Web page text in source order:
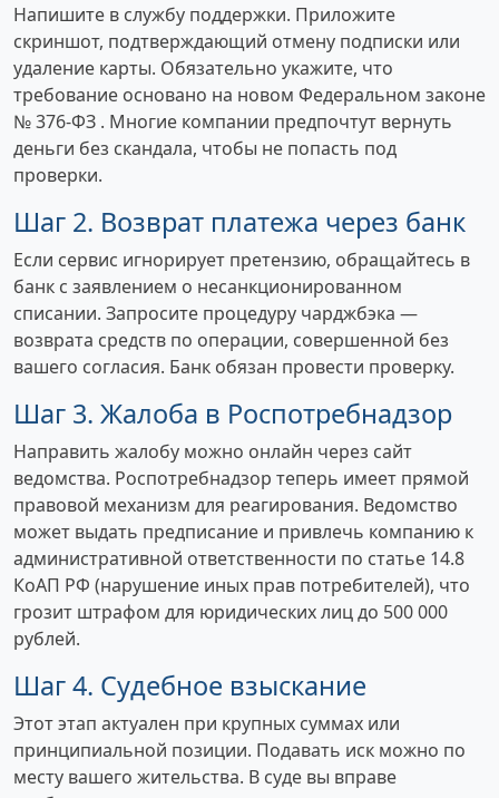
Напишите в службу поддержки. Приложите
скриншот, подтверждающий отмену подписки или
удаление карты. Обязательно укажите, что
требование основано на новом Федеральном законе
№ 376-ФЗ . Многие компании предпочтут вернуть
деньги без скандала, чтобы не попасть под
проверки.
Шаг 2. Возврат платежа через банк
Если сервис игнорирует претензию, обращайтесь в
банк с заявлением о несанкционированном
списании. Запросите процедуру чарджбэка —
возврата средств по операции, совершенной без
вашего согласия. Банк обязан провести проверку.
Шаг 3. Жалоба в Роспотребнадзор
Направить жалобу можно онлайн через сайт
ведомства. Роспотребнадзор теперь имеет прямой
правовой механизм для реагирования. Ведомство
может выдать предписание и привлечь компанию к
административной ответственности по статье 14.8
КоАП РФ (нарушение иных прав потребителей), что
грозит штрафом для юридических лиц до 500 000
рублей.
Шаг 4. Судебное взыскание
Этот этап актуален при крупных суммах или
принципиальной позиции. Подавать иск можно по
месту вашего жительства. В суде вы вправе